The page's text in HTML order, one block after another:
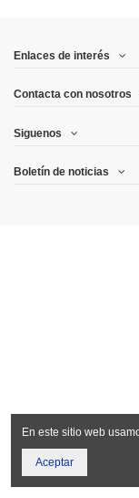
Enlaces de interés
Contacta con nosotros
Siguenos
Boletín de noticias
En este sitio web
Aceptar